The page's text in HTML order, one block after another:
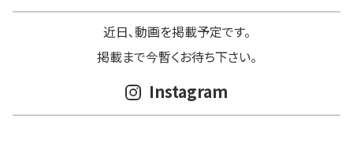
近日､動画を掲載予定です。
掲載まで今暫くお待ち下さい。
Instagram